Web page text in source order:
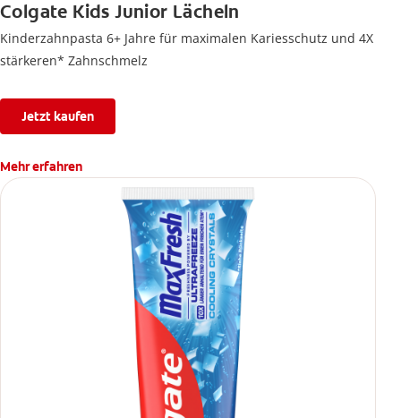
Colgate Kids Junior Lächeln
Kinderzahnpasta 6+ Jahre für maximalen Kariesschutz und 4X
stärkeren* Zahnschmelz
Jetzt kaufen
Mehr erfahren